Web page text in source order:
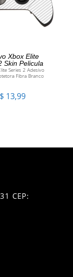
AO CARRINHO
Xbox Elite
Skin Pelicula
Series 2 Adesivo
Fibra Branco
13,99
CEP: